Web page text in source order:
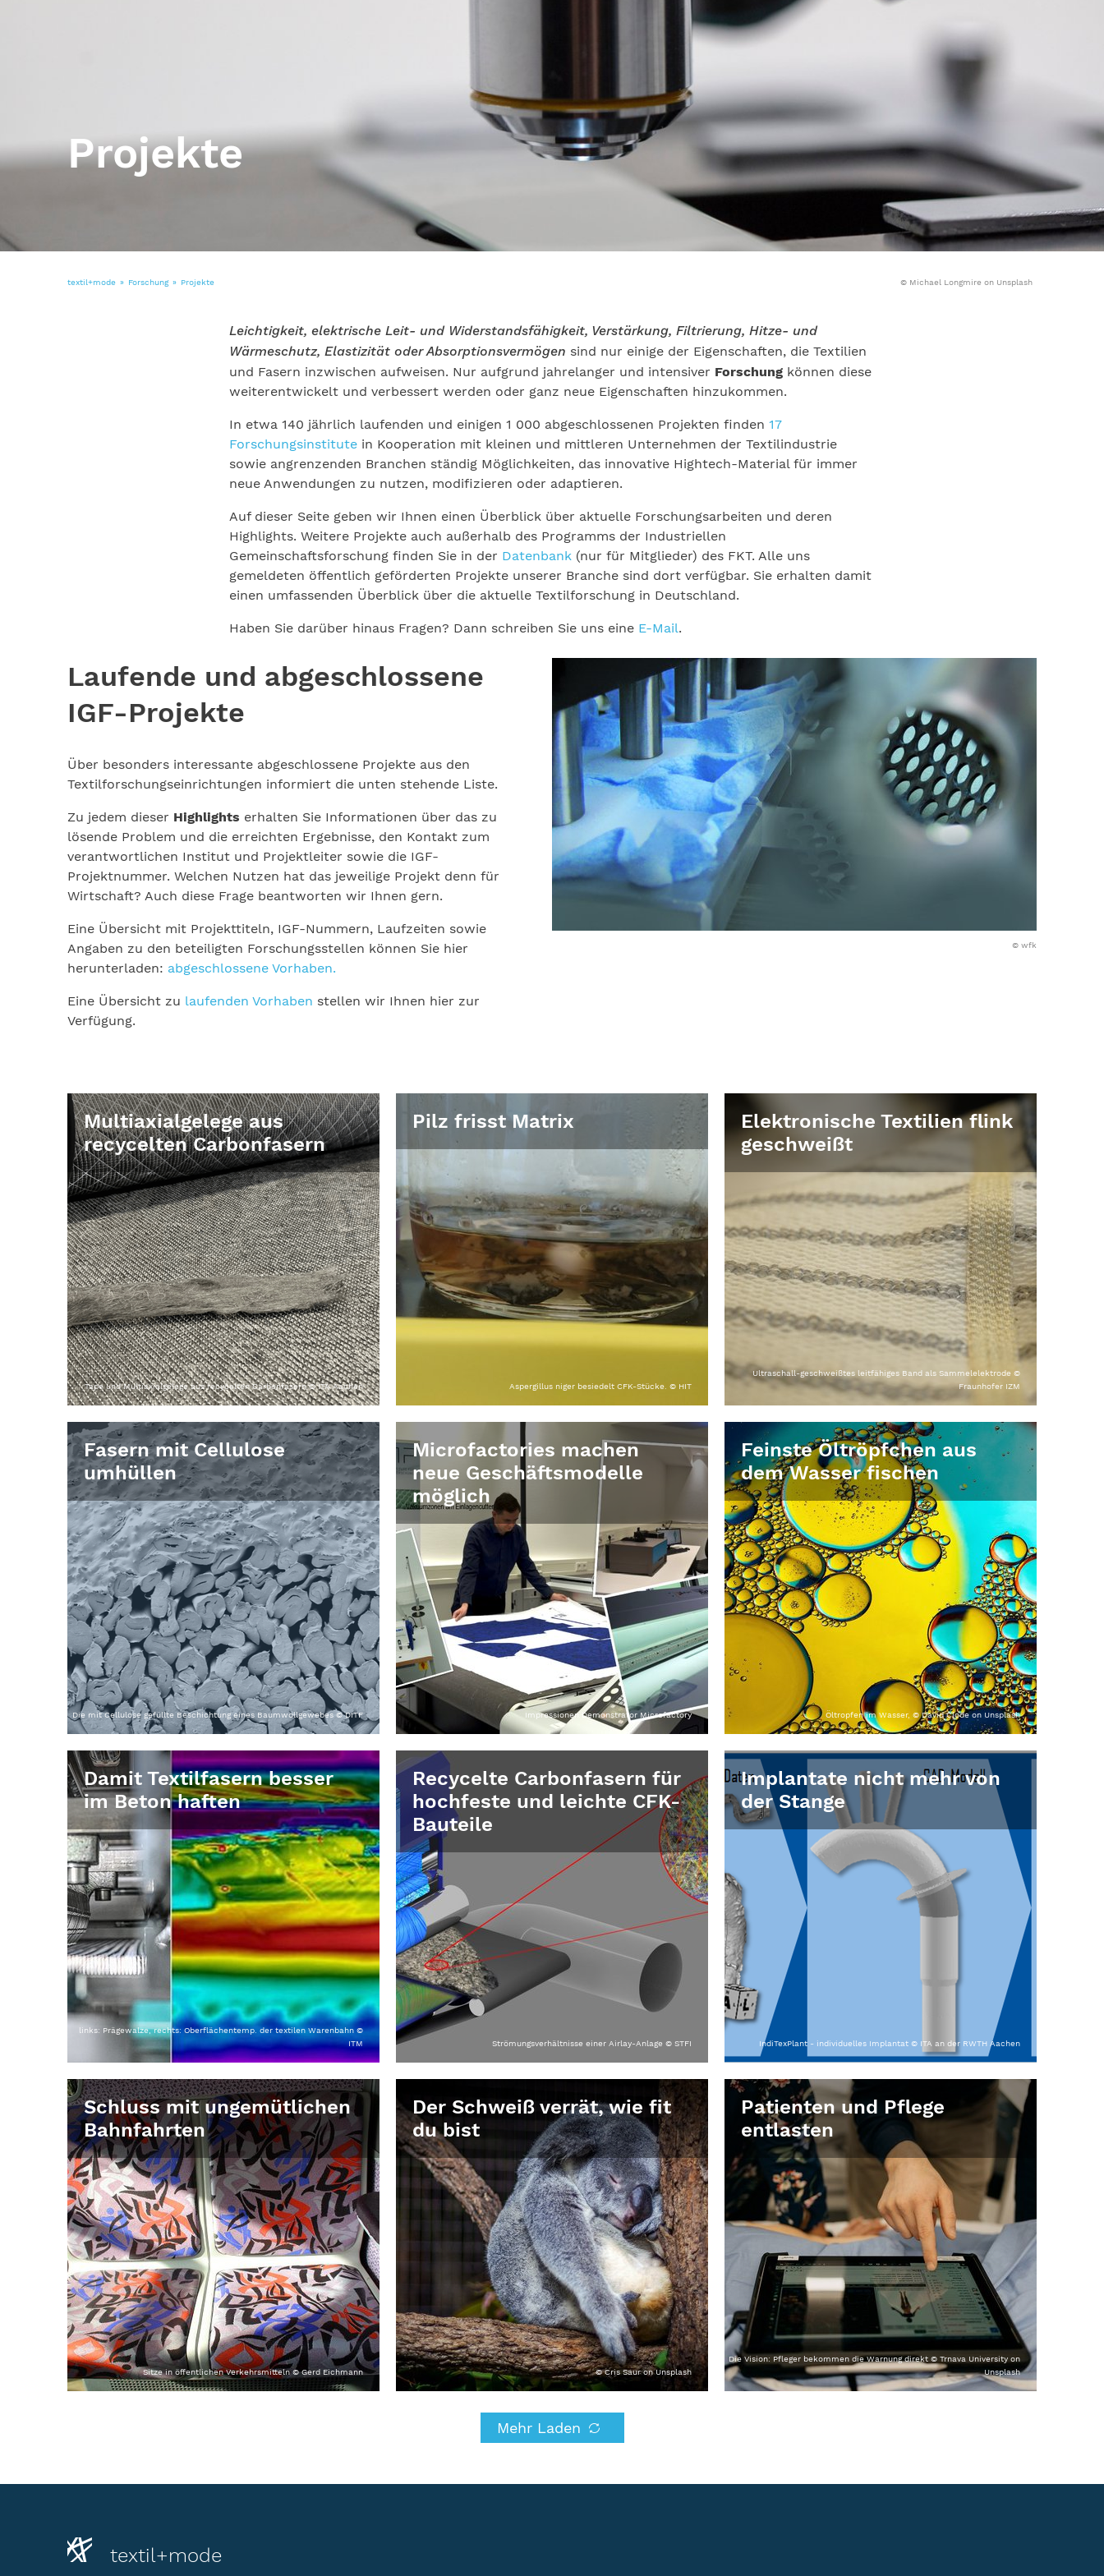
© Michael Longmire on Unsplash
Projekte
textil+mode Forschung Projekte
Leichtigkeit, elektrische Leit- und Widerstandsfähigkeit, Verstärkung, Filtrierung, Hitze- und
Wärmeschutz, Elastizität oder Absorptionsvermögen sind nur einige der Eigenschaften, die Textilien
und Fasern inzwischen aufweisen. Nur aufgrund jahrelanger und intensiver Forschungkönnen diese
weiterentwickelt und verbessert werden oder ganz neue Eigenschaften hinzukommen.
In etwa 140 jährlich laufenden und einigen 1 000 abgeschlossenen Projekten finden 17
Forschungsinstitutein Kooperation mit kleinen und mittleren Unternehmen der Textilindustrie
sowie angrenzenden Branchen ständig Möglichkeiten, das innovative Hightech-Material für immer
neue Anwendungen zu nutzen, modifizieren oder adaptieren.
Auf dieser Seite geben wir Ihnen einen Überblick über aktuelle Forschungsarbeiten und deren
Highlights. Weitere Projekte auch außerhalb des Programms der Industriellen
Gemeinschaftsforschung finden Sie in der Datenbank(nur für Mitglieder) des FKT. Alle uns
gemeldeten öffentlich geförderten Projekte unserer Branche sind dort verfügbar. Sie erhalten damit
einen umfassenden Überblick über die aktuelle Textilforschung in Deutschland.
Haben Sie darüber hinaus Fragen? Dann schreiben Sie uns eine E-Mail.
© wfk
Laufende und abgeschlossene
IGF-Projekte
Über besonders interessante abgeschlossene Projekte aus den
Textilforschungseinrichtungen informiert die unten stehende Liste.
Zu jedem dieser Highlights erhalten Sie Informationen über das zu
lösende Problem und die erreichten Ergebnisse, den Kontakt zum
verantwortlichen Institut und Projektleiter sowie die IGF-
Projektnummer. Welchen Nutzen hat das jeweilige Projekt denn für
Wirtschaft? Auch diese Frage beantworten wir Ihnen gern.
Eine Übersicht mit Projekttiteln, IGF-Nummern, Laufzeiten sowie
Angaben zu den beteiligten Forschungsstellen können Sie hier
herunterladen: abgeschlossene Vorhaben.
Eine Übersicht zu laufenden Vorhaben stellen wir Ihnen hier zur
Verfügung.
Tape und Multiaxialgelege aus recycelten Carbonfasern © ITA Aachen
Multiaxialgelege aus
recycelten Carbonfasern
Aspergillus niger besiedelt CFK-Stücke. © HIT
Pilz frisst Matrix
Ultraschall-geschweißtes leitfähiges Band als Sammelelektrode ©
Fraunhofer IZM
Elektronische Textilien flink
geschweißt
Die mit Cellulose gefüllte Beschichtung eines Baumwollgewebes © DITF
Fasern mit Cellulose
umhüllen
Impressionen Demonstrator Microfactory
Microfactories machen
neue Geschäftsmodelle
möglich
Öltropfen im Wasser, © David Clode on Unsplash
Feinste Öltröpfchen aus
dem Wasser fischen
links: Prägewalze, rechts: Oberflächentemp. der textilen Warenbahn ©
ITM
Damit Textilfasern besser
im Beton haften
Strömungsverhältnisse einer Airlay-Anlage © STFI
Recycelte Carbonfasern für
hochfeste und leichte CFK-
Bauteile
IndiTexPlant - individuelles Implantat © ITA an der RWTH Aachen
Implantate nicht mehr von
der Stange
Sitze in öffentlichen Verkehrsmitteln © Gerd Eichmann
Schluss mit ungemütlichen
Bahnfahrten
© Cris Saur on Unsplash
Der Schweiß verrät, wie fit
du bist
Die Vision: Pfleger bekommen die Warnung direkt © Trnava University on
Unsplash
Patienten und Pflege
entlasten
Mehr Laden
textil+mode